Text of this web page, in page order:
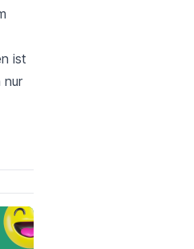
ist
nur